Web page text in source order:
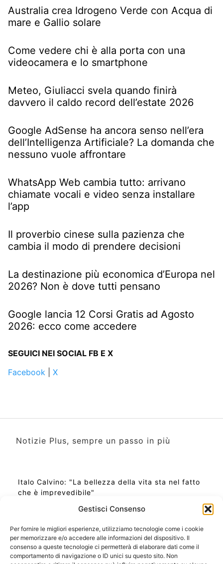
Gestisci Consenso
Per fornire le migliori esperienze, utilizziamo tecnologie come i cookie
per memorizzare e/o accedere alle informazioni del dispositivo. Il
consenso a queste tecnologie ci permetterà di elaborare dati come il
comportamento di navigazione o ID unici su questo sito. Non
Australia crea Idrogeno Verde con Acqua di
mare e Gallio solare
Come vedere chi è alla porta con una
videocamera e lo smartphone
Meteo, Giuliacci svela quando finirà
davvero il caldo record dell’estate 2026
Google AdSense ha ancora senso nell’era
dell’Intelligenza Artificiale? La domanda che
nessuno vuole affrontare
WhatsApp Web cambia tutto: arrivano
chiamate vocali e video senza installare
l’app
Il proverbio cinese sulla pazienza che
cambia il modo di prendere decisioni
La destinazione più economica d’Europa nel
2026? Non è dove tutti pensano
Google lancia 12 Corsi Gratis ad Agosto
2026: ecco come accedere
SEGUICI NEI SOCIAL FB E X
Facebook
X
Notizie Plus, sempre un passo in più
Italo Calvino: "La bellezza della vita sta nel fatto
che è imprevedibile"
Ora Esatta in Italia in questo momento
Ti Senti Strano Ultimamente? Potrebbe Essere per
la Risonanza di Schumann